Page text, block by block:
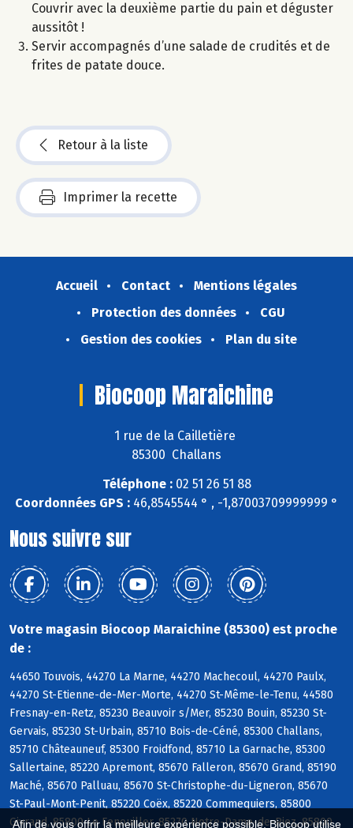
Afin de vous offrir la meilleure expérience possible, Biocoop utilise
Couvrir avec la deuxième partie du pain et déguster
aussitôt !
Servir accompagnés d’une salade de crudités et de
frites de patate douce.
Retour à la liste
Imprimer la recette
Accueil Contact
Mentions légales
Protection des données
CGU
Gestion des cookies
Plan du site
Biocoop Maraichine
1 rue de la Cailletière
85300 Challans
Téléphone :02 51 26 51 88
Coordonnées GPS : 46,8545544 ° , -1,87003709999999 °
Nous suivre sur
Votre magasin Biocoop Maraichine (85300) est proche
de :
44650 Touvois, 44270 La Marne, 44270 Machecoul, 44270 Paulx,
44270 St-Etienne-de-Mer-Morte, 44270 St-Même-le-Tenu, 44580
Fresnay-en-Retz, 85230 Beauvoir s/Mer, 85230 Bouin, 85230 St-
Gervais, 85230 St-Urbain, 85710 Bois-de-Céné, 85300 Challans,
85710 Châteauneuf, 85300 Froidfond, 85710 La Garnache, 85300
Sallertaine, 85220 Apremont, 85670 Falleron, 85670 Grand, 85190
Maché, 85670 Palluau, 85670 St-Christophe-du-Ligneron, 85670
St-Paul-Mont-Penit, 85220 Coëx, 85220 Commequiers, 85800
Givrand, 85800 Le Fenouiller, 85270 Notre-Dame-de-Riez, 85800